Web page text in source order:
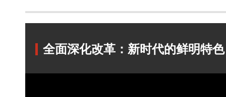
全面深化改革：新时代的鲜明特色